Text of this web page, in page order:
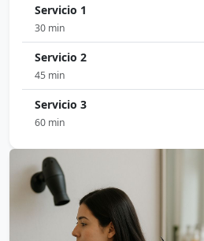
Servicio 1
30 min
Servicio 2
45 min
Servicio 3
60 min